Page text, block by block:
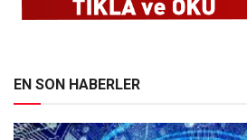
EN SON HABERLER